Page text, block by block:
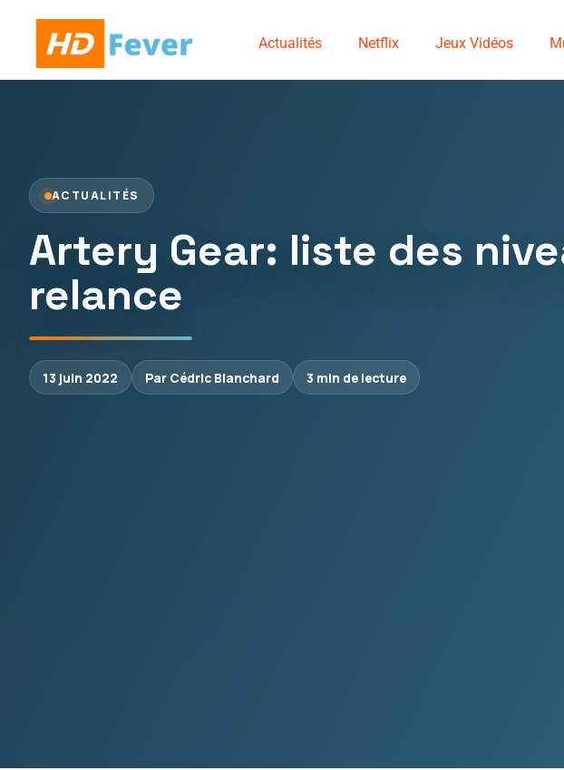
Actualités Netflix Jeux Vidéos
ACTUALITÉS
Artery Gear: liste des
relance
13 juin 2022 Par Cédric Blanchard 3 min de lecture